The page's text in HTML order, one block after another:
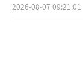
2026-08-07 09:21:01